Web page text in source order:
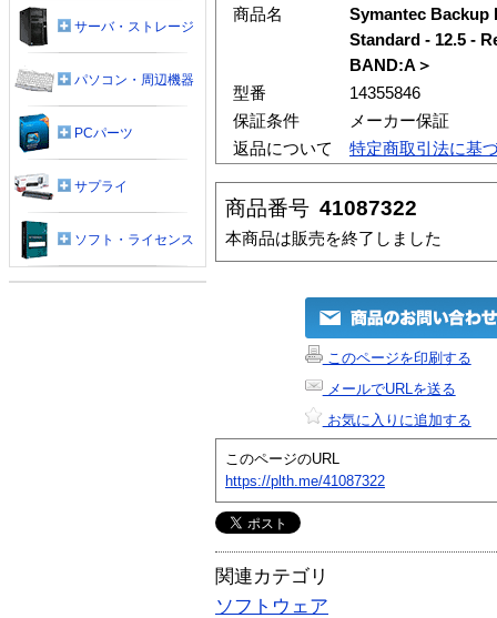
商品名
Symantec Backup
Standard - 12.5 -
BAND:A＞
型番
14355846
保証条件
メーカー保証
返品について
特定商取引法に基
商品番号 41087322
本商品は販売を終了しました
このページを印刷する
メールでURLを送る
お気に入りに追加する
このページのURL
https://plth.me/41087322
関連カテゴリ
ソフトウェア
サーバ・ストレージ
パソコン・周辺機器
PCパーツ
サプライ
ソフト・ライセンス